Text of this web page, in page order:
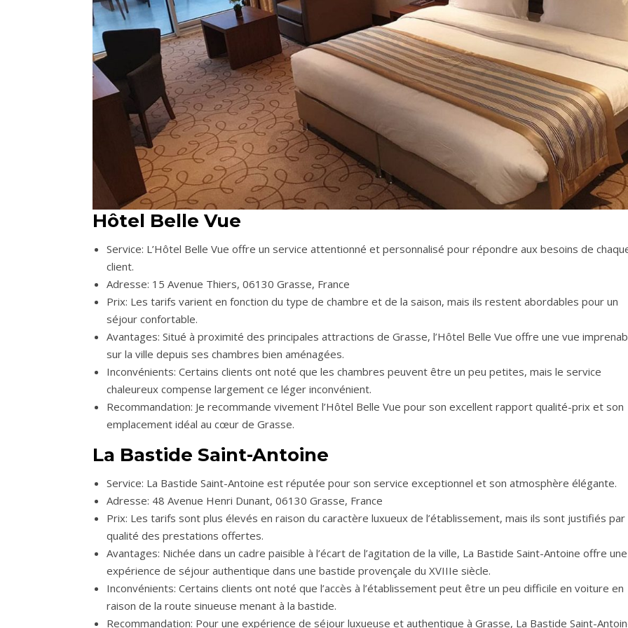
Hôtel Belle Vue
Service: L’Hôtel Belle Vue offre un service attentionné et personnalisé pour répondre aux besoins de
client.
Adresse: 15 Avenue Thiers, 06130 Grasse, France
Prix: Les tarifs varient en fonction du type de chambre et de la saison, mais ils restent abordables pour un
séjour confortable.
Avantages: Situé à proximité des principales attractions de Grasse, l’Hôtel Belle Vue offre une vue
sur la ville depuis ses chambres bien aménagées.
Inconvénients: Certains clients ont noté que les chambres peuvent être un peu petites, mais le service
chaleureux compense largement ce léger inconvénient.
Recommandation: Je recommande vivement l’Hôtel Belle Vue pour son excellent rapport qualité-prix et son
emplacement idéal au cœur de Grasse.
La Bastide Saint-Antoine
Service: La Bastide Saint-Antoine est réputée pour son service exceptionnel et son atmosphère élégante.
Adresse: 48 Avenue Henri Dunant, 06130 Grasse, France
Prix: Les tarifs sont plus élevés en raison du caractère luxueux de l’établissement, mais ils sont justifiés par
qualité des prestations offertes.
Avantages: Nichée dans un cadre paisible à l’écart de l’agitation de la ville, La Bastide Saint-Antoine offre une
expérience de séjour authentique dans une bastide provençale du XVIIIe siècle.
Inconvénients: Certains clients ont noté que l’accès à l’établissement peut être un peu difficile en voiture en
raison de la route sinueuse menant à la bastide.
Recommandation: Pour une expérience de séjour luxueuse et authentique à Grasse, La Bastide Saint-